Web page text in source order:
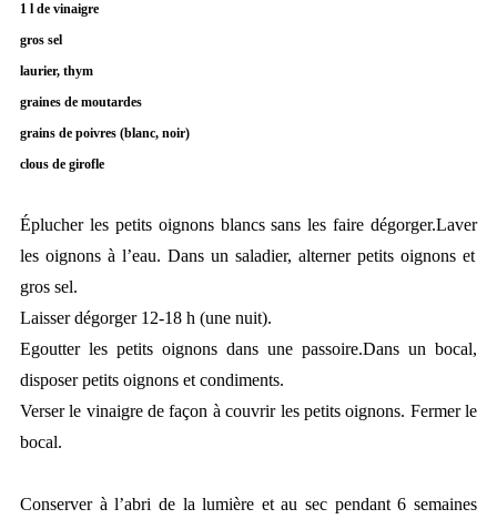
1 l de vinaigre
gros sel
laurier, thym
graines de moutardes
grains de poivres (blanc, noir)
clous de girofle
Éplucher les petits oignons blancs sans les faire dégorger.Laver
les oignons à l’eau. Dans un saladier, alternerpetits oignons et
gros sel.
Laisser dégorger 12-18 h (une nuit).
Egoutter les petits oignons dans une passoire.Dans un bocal,
disposerpetits oignonset condiments.
Verser le vinaigre de façon à couvrir les petits oignons. Fermer le
bocal.
Conserver à l’abri de la lumière et au sec pendant 6 semaines